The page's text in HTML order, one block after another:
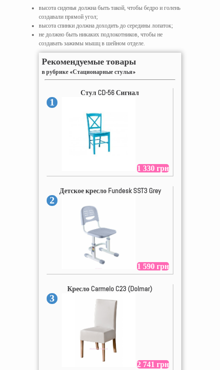
высота сиденья должна быть такой, чтобы бедро и голень
создавали прямой угол;
высота спинки должна доходить до середины лопаток;
не должно быть никаких подлокотников, чтобы не
создавать зажимы мышц в шейном отделе.
Рекомендуемые товары
в рубрике «Стационарные стулья»
Стул CD-56 Сигнал
1
1 330 грн
Детское кресло Fundesk SST3 Grey
2
1 590 грн
Кресло Carmelo C23 (Dolmar)
3
2 741 грн